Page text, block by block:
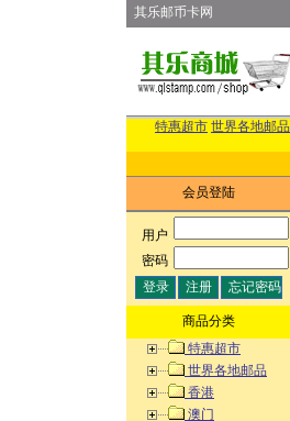
其乐邮币卡网
特惠超市 世界各地邮品
会员登陆
用户:
密码:
商品分类
特惠超市
世界各地邮品
香港
澳门